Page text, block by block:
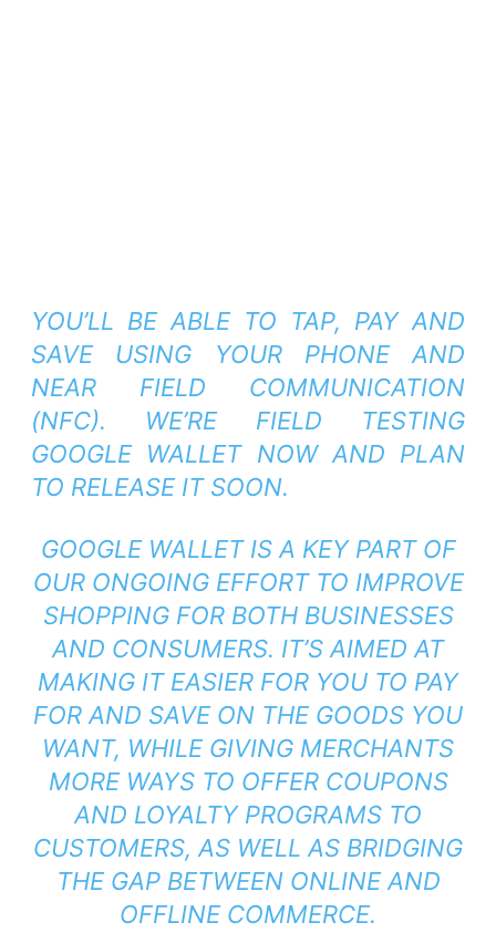
YOU’LL BE ABLE TO TAP, PAY AND
SAVE USING YOUR PHONE AND
NEAR FIELD COMMUNICATION
(NFC). WE’RE FIELD TESTING
GOOGLE WALLET NOW AND PLAN
TO RELEASE IT SOON.
GOOGLE WALLET IS A KEY PART OF
OUR ONGOING EFFORT TO IMPROVE
SHOPPING FOR BOTH BUSINESSES
AND CONSUMERS. IT’S AIMED AT
MAKING IT EASIER FOR YOU TO PAY
FOR AND SAVE ON THE GOODS YOU
WANT, WHILE GIVING MERCHANTS
MORE WAYS TO OFFER COUPONS
AND LOYALTY PROGRAMS TO
CUSTOMERS, AS WELL AS BRIDGING
THE GAP BETWEEN ONLINE AND
OFFLINE COMMERCE.